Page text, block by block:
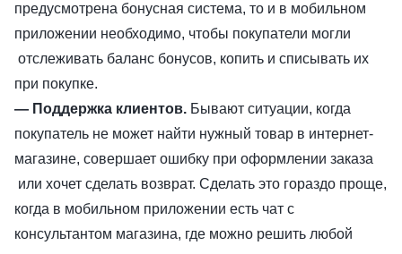
предусмотрена бонусная система, то и в мобильном
приложении необходимо, чтобы покупатели могли
отслеживать баланс бонусов, копить и списывать их
при покупке.
— Поддержка клиентов. Бывают ситуации, когда
покупатель не может найти нужный товар в интернет-
магазине, совершает ошибку при оформлении заказа
или хочет сделать возврат. Сделать это гораздо проще,
когда в мобильном приложении есть чат с
консультантом магазина, где можно решить любой